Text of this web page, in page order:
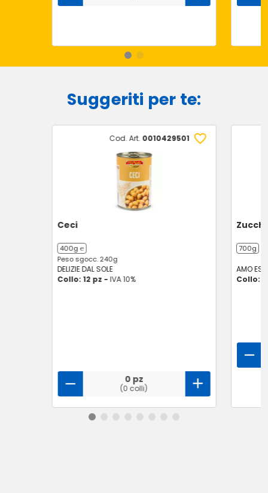
Suggeriti per te:
Cod. Art. 0010429501
Ceci
400g ℮
Peso sgocc. 240g
DELIZIE DAL SOLE
Collo: 12 pz - IVA 10%
0 pz
(0 colli)
700g
AMO
Collo: